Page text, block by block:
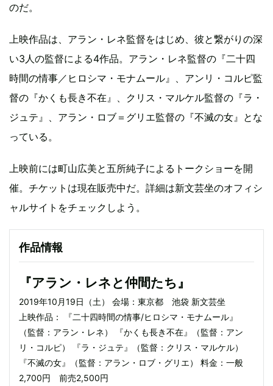
のだ。
上映作品は、アラン・レネ監督をはじめ、彼と繋がりの深
い3人の監督による4作品。アラン・レネ監督の『二十四
時間の情事／ヒロシマ・モナムール』、アンリ・コルピ監
督の『かくも長き不在』、クリス・マルケル監督の『ラ・
ジュテ』、アラン・ロブ＝グリエ監督の『不滅の女』とな
っている。
上映前には町山広美と五所純子によるトークショーを開
催。チケットは現在販売中だ。詳細は新文芸坐のオフィシ
ャルサイトをチェックしよう。
作品情報
『アラン・レネと仲間たち』
2019年10月19日（土） 会場：東京都 池袋 新文芸坐
上映作品： 『二十四時間の情事/ヒロシマ・モナムール』
（監督：アラン・レネ） 『かくも長き不在』（監督：アン
リ・コルピ） 『ラ・ジュテ』（監督：クリス・マルケル）
『不滅の女』（監督：アラン・ロブ・グリエ） 料金：一般
2,700円 前売2,500円